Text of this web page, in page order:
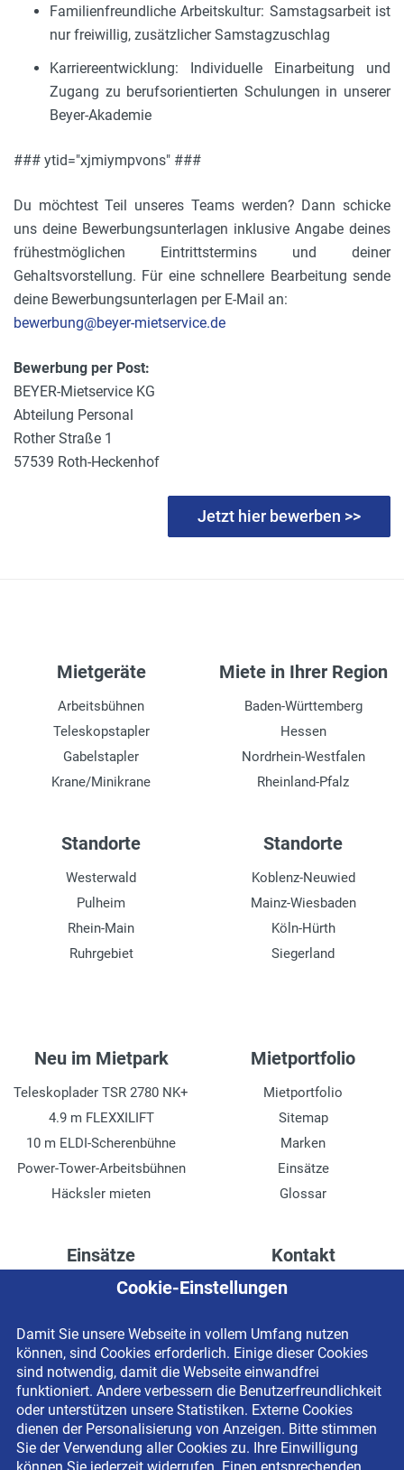
Familienfreundliche Arbeitskultur: Samstagsarbeit ist
nur freiwillig, zusätzlicher Samstagzuschlag
Karriereentwicklung: Individuelle Einarbeitung und
Zugang zu berufsorientierten Schulungen in unserer
Beyer-Akademie
### ytid="xjmiympvons" ###
Du möchtest Teil unseres Teams werden? Dann schicke
uns deine Bewerbungsunterlagen inklusive Angabe deines
frühestmöglichen Eintrittstermins und deiner
Gehaltsvorstellung. Für eine schnellere Bearbeitung sende
deine Bewerbungsunterlagen per E-Mail an:
bewerbung@beyer-mietservice.de
Bewerbung per Post:
BEYER-Mietservice KG
Abteilung Personal
Rother Straße 1
57539 Roth-Heckenhof
Jetzt hier bewerben >>
Mietgeräte
Arbeitsbühnen
Teleskopstapler
Gabelstapler
Krane/Minikrane
Miete in Ihrer Region
Baden-Württemberg
Hessen
Nordrhein-Westfalen
Rheinland-Pfalz
Standorte
Westerwald
Pulheim
Rhein-Main
Ruhrgebiet
Standorte
Koblenz-Neuwied
Mainz-Wiesbaden
Köln-Hürth
Siegerland
Neu im Mietpark
Teleskoplader TSR 2780 NK+
4.9 m FLEXXILIFT
10 m ELDI-Scherenbühne
Power-Tower-Arbeitsbühnen
Häcksler mieten
Mietportfolio
Mietportfolio
Sitemap
Marken
Einsätze
Glossar
Einsätze
Höhenzugang für
Drainage verlegen
Fassadenreinigung
Terrasse anlegen
Ladenbau
Kontakt
Kontaktformular
Impressum
Datenschutzerklärung
Newsletter-Anmeldung
Cookie-Einstellungen
Damit Sie unsere Webseite in vollem Umfang nutzen
können, sind Cookies erforderlich. Einige dieser Cookies
sind notwendig, damit die Webseite einwandfrei
funktioniert. Andere verbessern die Benutzerfreundlichkeit
oder unterstützen unsere Statistiken. Externe Cookies
dienen der Personalisierung von Anzeigen. Bitte stimmen
Sie der Verwendung aller Cookies zu. Ihre Einwilligung